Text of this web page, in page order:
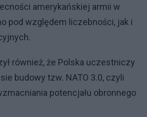
amerykańskiej armii w
pod względem liczebności, jak i
również, że Polska uczestniczy
budowy tzw. NATO 3.0, czyli
potencjału obronnego